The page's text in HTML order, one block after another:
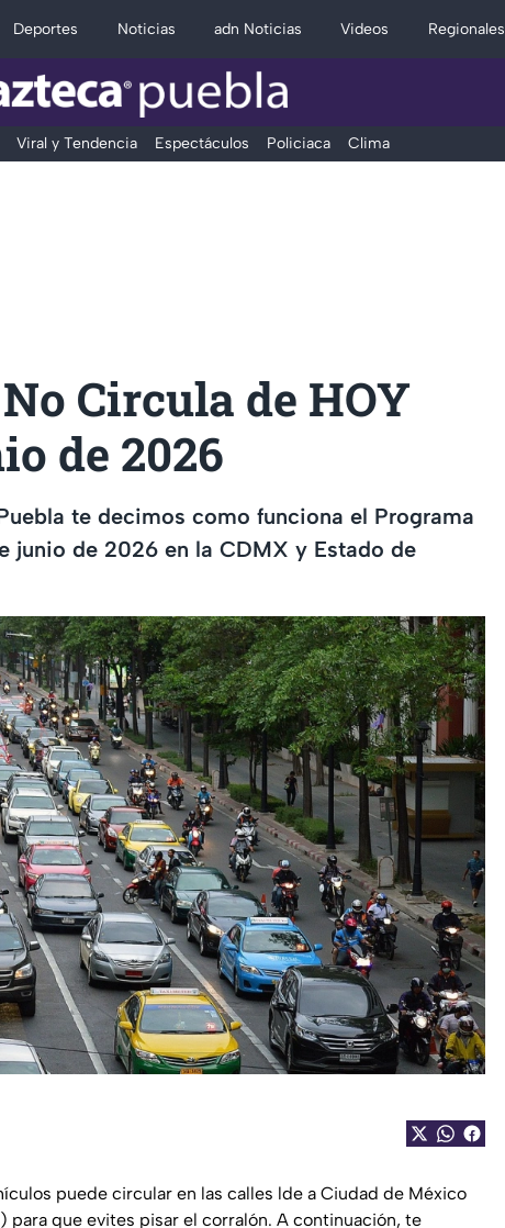
Deportes Noticias adn Noticias Videos Regionales
Viral y Tendencia Espectáculos Policiaca Clima
Circula de HOY
de 2026
te decimos como funciona el Programa
junio de 2026 en la CDMX y Estado de
puede circular en las calles lde a Ciudad de México
que evites pisar el corralón. A continuación, te